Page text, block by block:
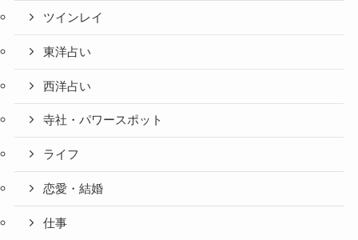
ツインレイ
東洋占い
西洋占い
寺社・パワースポット
ライフ
恋愛・結婚
仕事